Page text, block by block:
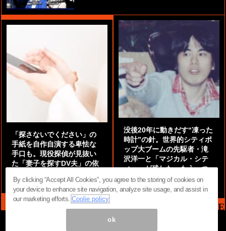
「探さないでください」の
手紙を自作自演する卑怯な
手口も。現役探偵が見抜い
た「妻子を探すDV夫」の依
by 阿部泰尚『伝説の探偵』
没後20年に動きだす“凍った
時計”の針。世界的シティポ
ップ大ブームの先駆者・滝
沢洋一と「マジカル・シテ
ィー」が残した、もう一つ
の『かぎりなき夏』
by 都鳥 流星
MAG2 NEWS HEADLINE
By clicking “Accept All Cookies”, you agree to the storing of cookies on
your device to enhance site navigation, analyze site usage, and assist in
our marketing efforts.Coolie policy
ok